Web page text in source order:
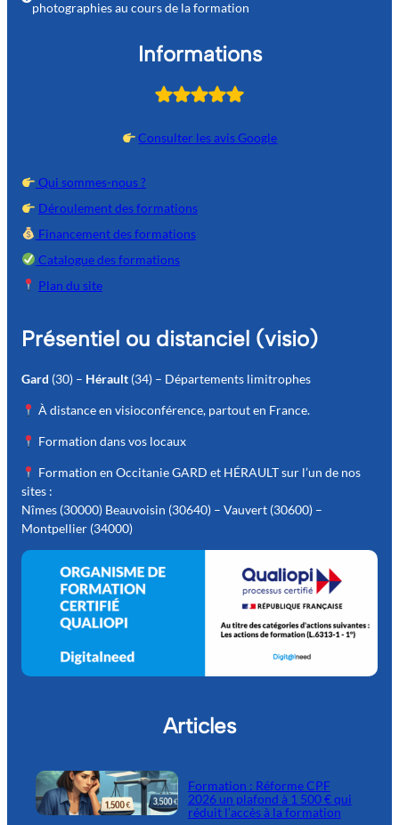
photographies au cours de la formation
Informations
Consulter les avis Google
Qui sommes-nous ?
Déroulement des formations
Financement des formations
Catalogue des formations
Plan du site
Présentiel ou distanciel (visio)
Gard (30) – Hérault (34) – Départements limitrophes
À distance en visioconférence, partout en France.
Formation dans vos locaux
Formation en Occitanie GARD et HÉRAULT sur l’un de nos
sites :
Nîmes (30000) Beauvoisin (30640) – Vauvert (30600) –
Montpellier (34000)
Articles
Formation : Réforme CPF
2026 un plafond à 1 500 € qui
réduit l’accès à la formation